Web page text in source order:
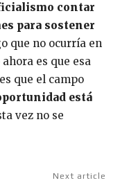
contar
para sostener
que no ocurría en
es que esa
que el campo
está
vez no se
Next article